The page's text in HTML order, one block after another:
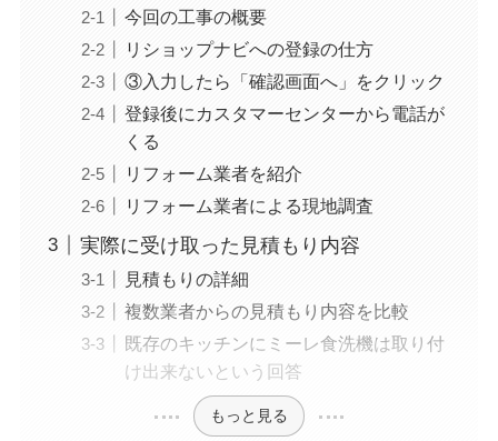
今回の工事の概要
リショップナビへの登録の仕方
③入力したら「確認画面へ」をクリック
登録後にカスタマーセンターから電話が
くる
リフォーム業者を紹介
リフォーム業者による現地調査
実際に受け取った見積もり内容
見積もりの詳細
複数業者からの見積もり内容を比較
既存のキッチンにミーレ食洗機は取り付
け出来ないという回答
もっと見る